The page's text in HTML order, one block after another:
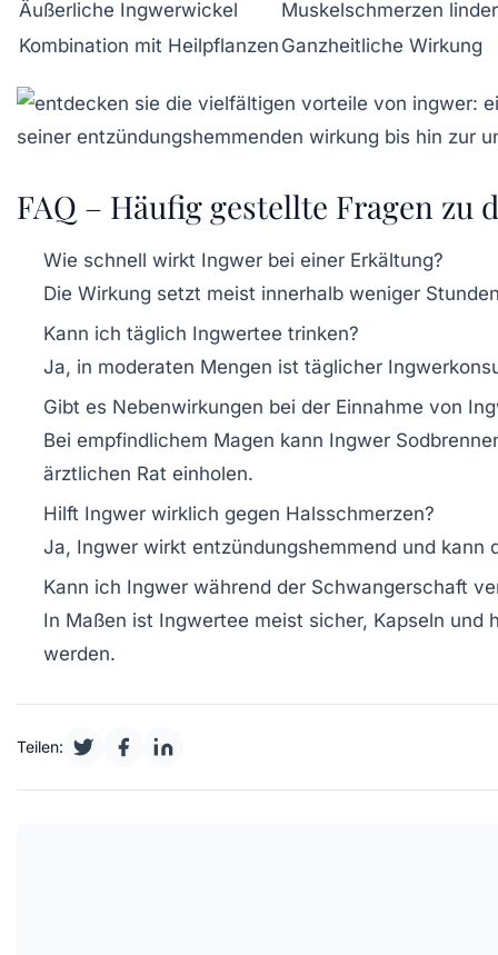
Äußerliche Ingwerwickel
Muskelschmerzen
Kombination mit Heilpflanzen Ganzheitliche Wirkung
FAQ – Häufig gestellte Fragen
Wie schnell wirkt Ingwer bei einer Erkältung?
Die Wirkung setzt meist innerhalb weniger
Kann ich täglich Ingwertee trinken?
Ja, in moderaten Mengen ist täglicher
Gibt es Nebenwirkungen bei der Einnahme von
Bei empfindlichem Magen kann Ingwer
ärztlichen Rat einholen.
Hilft Ingwer wirklich gegen Halsschmerzen?
Ja, Ingwer wirkt entzündungshemmend und kann
Kann ich Ingwer während der Schwangerschaft
In Maßen ist Ingwertee meist sicher, Kapseln
werden.
Teilen: